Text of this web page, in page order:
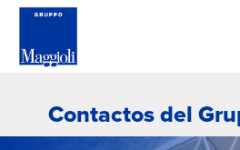
Contactos del